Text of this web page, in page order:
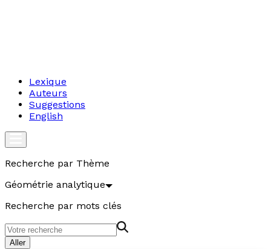
Lexique
Auteurs
Suggestions
English
Recherche par Thème
Géométrie analytique
Recherche par mots clés
Aller